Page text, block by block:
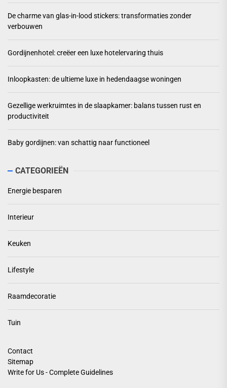
De charme van glas-in-lood stickers: transformaties zonder
verbouwen
Gordijnenhotel: creëer een luxe hotelervaring thuis
Inloopkasten: de ultieme luxe in hedendaagse woningen
Gezellige werkruimtes in de slaapkamer: balans tussen rust en
productiviteit
Baby gordijnen: van schattig naar functioneel
CATEGORIEËN
Energie besparen
Interieur
Keuken
Lifestyle
Raamdecoratie
Tuin
Contact
Sitemap
Write for Us - Complete Guidelines